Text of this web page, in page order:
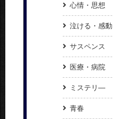
心情・思想
泣ける・感動
サスペンス
医療・病院
ミステリ―
青春